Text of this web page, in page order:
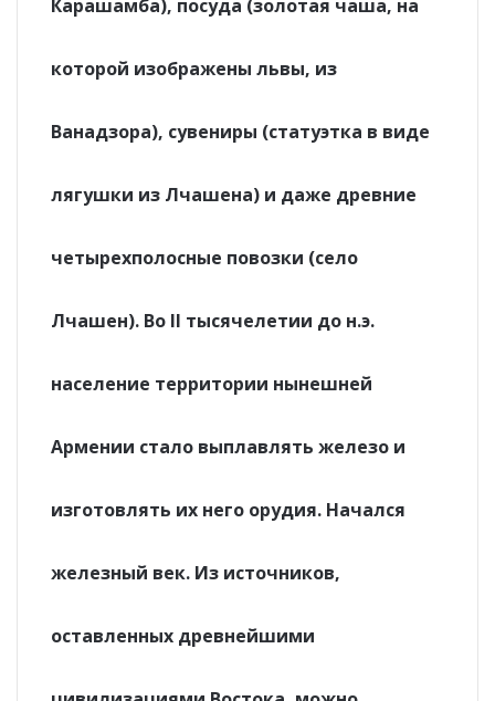
Карашамба), посуда (золотая чаша, на
которой изображены львы, из
Ванадзора), сувениры (статуэтка в виде
лягушки из Лчашена) и даже древние
четырехполосные повозки (село
Лчашен). Во II тысячелетии до н.э.
население территории нынешней
Армении стало выплавлять железо и
изготовлять их него орудия. Начался
железный век. Из источников,
оставленных древнейшими